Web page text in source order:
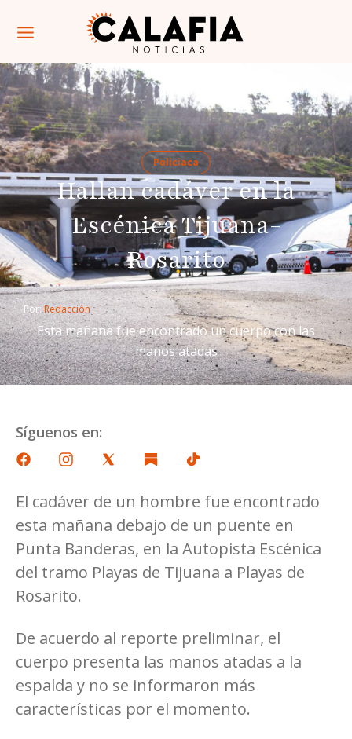
Policiaca
Hallan cadáver en la
Escénica Tijuana-
Rosarito
Por: Redacción
Esta mañana fue encontrado un cuerpo con las
manos atadas
Síguenos en:
El cadáver de un hombre fue encontrado
esta mañana debajo de un puente en
Punta Banderas, en la Autopista Escénica
del tramo Playas de Tijuana a Playas de
Rosarito.
De acuerdo al reporte preliminar, el
cuerpo presenta las manos atadas a la
espalda y no se informaron más
características por el momento.